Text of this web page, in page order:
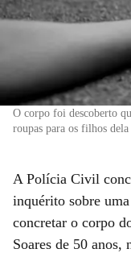
O corpo foi descoberto
roupas para os filhos dela
A Polícia Civil
inquérito sobre
concretar o corpo
Soares de 50